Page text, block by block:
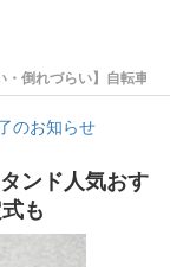
・倒れづらい】自転車
のお知らせ
ンド人気おす
も